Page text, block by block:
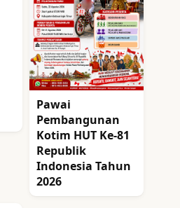
Pawai
Pembangunan
Kotim HUT Ke-81
Republik
Indonesia Tahun
2026